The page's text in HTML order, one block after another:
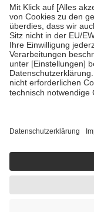
Verordnung.
Um das Engagement
stärken und die
fallenkeine
• Kindern und
mit Ausnahme der
• Untersuchungen zur
GKV getragen werden
Einholung von
getroffen, um
handelt. Mehr
https://